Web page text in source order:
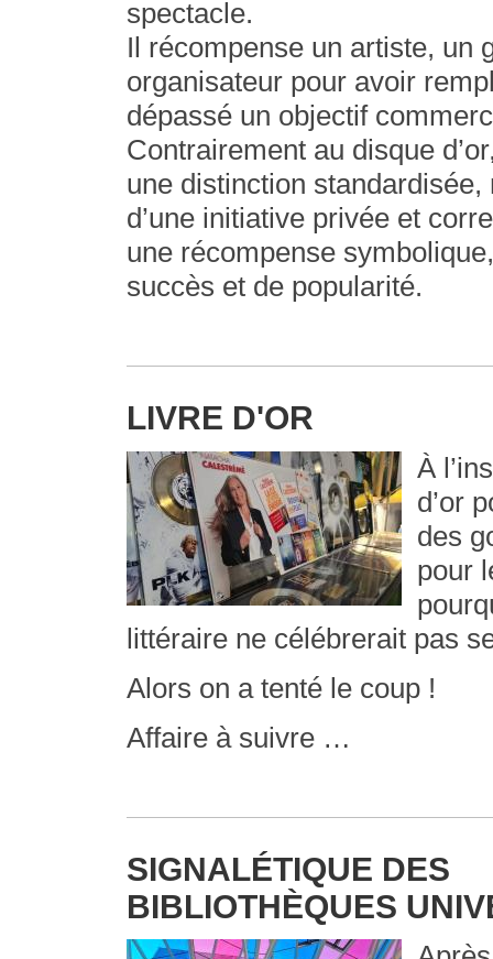
spectacle.
Il récompense un artiste, un
organisateur pour avoir
dépassé un objectif
Contrairement au disque
une distinction standardisée,
d’une initiative privée et
une récompense
succès et de popularité.
LIVRE D'OR
À
d’or
des
pour
littéraire ne célébrerait pas
Alors on a tenté le coup !
Affaire à suivre …
SIGNALÉTIQUE DES
BIBLIOTHÈQUES